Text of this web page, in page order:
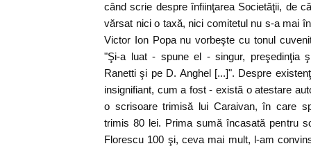
când scrie despre înfiinţarea Societăţii, de
vărsat nici o taxă, nici comitetul nu s-a mai
Victor Ion Popa nu vorbeşte cu tonul
"Şi-a luat - spune el - singur, preşedinţia
Ranetti şi pe D. Anghel [...]". Despre
insignifiant, cum a fost - există o atestare
o scrisoare trimisă lui Caraivan, în care
trimis 80 lei. Prima sumă încasată pentru
Florescu 100 şi, ceva mai mult, l-am